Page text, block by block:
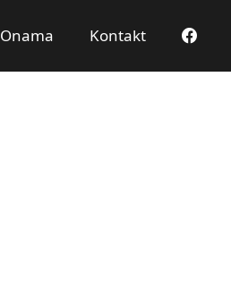
Onama Kontakt